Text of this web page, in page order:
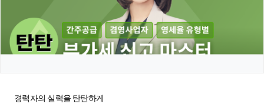
경력자의 실력을 탄탄하게